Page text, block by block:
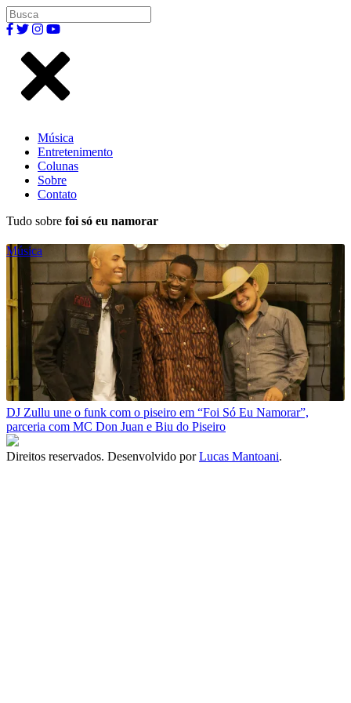
Música
Entretenimento
Colunas
Sobre
Contato
Tudo sobre foi só eu namorar
Música
DJ Zullu une o funk com o piseiro em “Foi Só Eu Namorar”,
parceria com MC Don Juan e Biu do Piseiro
Direitos reservados. Desenvolvido porLucas Mantoani.